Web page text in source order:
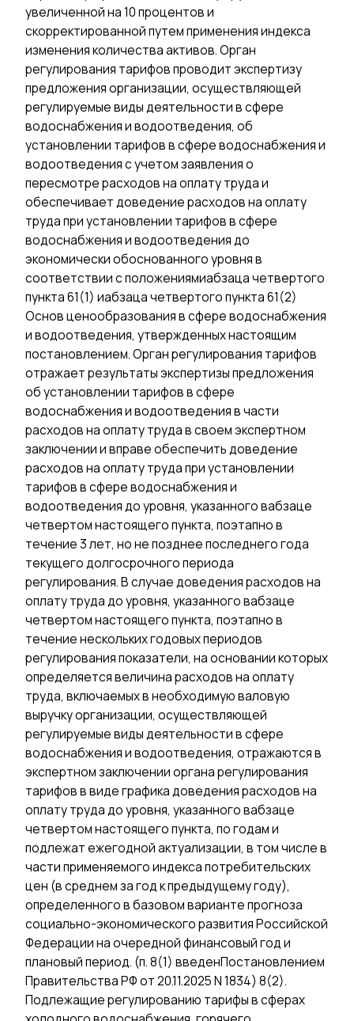
увеличенной на 10 процентов и
скорректированной путем применения индекса
изменения количества активов. Орган
регулирования тарифов проводит экспертизу
предложения организации, осуществляющей
регулируемые виды деятельности в сфере
водоснабжения и водоотведения, об
установлении тарифов в сфере водоснабжения и
водоотведения с учетом заявления о
пересмотре расходов на оплату труда и
обеспечивает доведение расходов на оплату
труда при установлении тарифов в сфере
водоснабжения и водоотведения до
экономически обоснованного уровня в
соответствии с положениямиабзаца четвертого
пункта 61(1) иабзаца четвертого пункта 61(2)
Основ ценообразования в сфере водоснабжения
и водоотведения, утвержденных настоящим
постановлением. Орган регулирования тарифов
отражает результаты экспертизы предложения
об установлении тарифов в сфере
водоснабжения и водоотведения в части
расходов на оплату труда в своем экспертном
заключении и вправе обеспечить доведение
расходов на оплату труда при установлении
тарифов в сфере водоснабжения и
водоотведения до уровня, указанного вабзаце
четвертом настоящего пункта, поэтапно в
течение 3 лет, но не позднее последнего года
текущего долгосрочного периода
регулирования. В случае доведения расходов на
оплату труда до уровня, указанного вабзаце
четвертом настоящего пункта, поэтапно в
течение нескольких годовых периодов
регулирования показатели, на основании которых
определяется величина расходов на оплату
труда, включаемых в необходимую валовую
выручку организации, осуществляющей
регулируемые виды деятельности в сфере
водоснабжения и водоотведения, отражаются в
экспертном заключении органа регулирования
тарифов в виде графика доведения расходов на
оплату труда до уровня, указанного вабзаце
четвертом настоящего пункта, по годам и
подлежат ежегодной актуализации, в том числе в
части применяемого индекса потребительских
цен (в среднем за год к предыдущему году),
определенного в базовом варианте прогноза
социально-экономического развития Российской
Федерации на очередной финансовый год и
плановый период. (п. 8(1) введенПостановлением
Правительства РФ от 20.11.2025 N 1834) 8(2).
Подлежащие регулированию тарифы в сферах